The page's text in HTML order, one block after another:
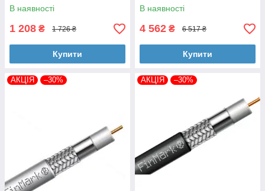
В наявності
1 208 ₴ 1 726 ₴
Купити
В наявності
4 562 ₴ 6 517 ₴
Купити
АКЦІЯ –30% АКЦІЯ –30%